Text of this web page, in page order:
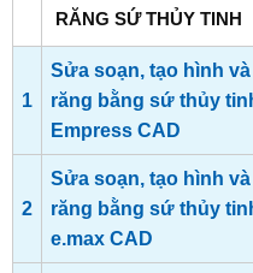
RĂNG SỨ THỦY TINH
1
Sửa soạn, tạo hình
răng bằng sứ thủy
Empress CAD
2
Sửa soạn, tạo hình
răng bằng sứ thủy
e.max CAD